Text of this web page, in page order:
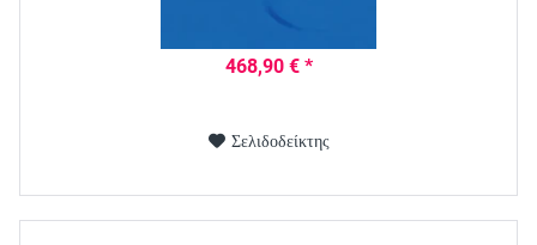
468,90 € *
Σελιδοδείκτης